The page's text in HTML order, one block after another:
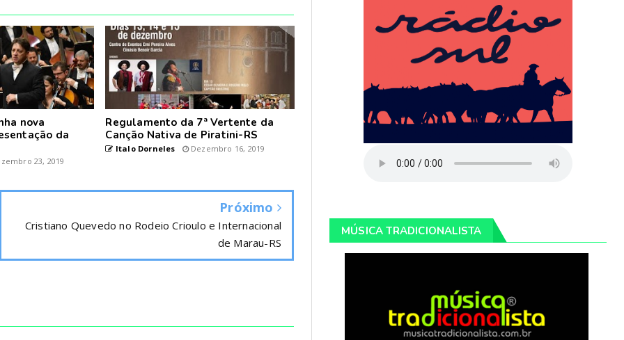
nova
da
23, 2019
Regulamento da 7ª Vertente da
Canção Nativa de Piratini-RS
Italo Dorneles Dezembro 16, 2019
Próximo
Cristiano Quevedo no Rodeio Crioulo e Internacional
de Marau-RS
MÚSICA TRADICIONALISTA